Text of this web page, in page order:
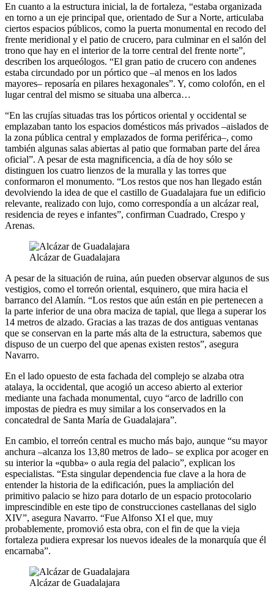
En cuanto a la estructura inicial, la de fortaleza, “estaba organizada
en torno a un eje principal que, orientado de Sur a Norte, articulaba
ciertos espacios públicos, como la puerta monumental en recodo del
frente meridional y el patio de crucero, para culminar en el salón del
trono que hay en el interior de la torre central del frente norte”,
describen los arqueólogos. “El gran patio de crucero con andenes
estaba circundado por un pórtico que –al menos en los lados
mayores– reposaría en pilares hexagonales”. Y, como colofón, en el
lugar central del mismo se situaba una alberca…
“En las crujías situadas tras los pórticos oriental y occidental se
emplazaban tanto los espacios domésticos más privados –aislados de
la zona pública central y emplazados de forma periférica–, como
también algunas salas abiertas al patio que formaban parte del área
oficial”. A pesar de esta magnificencia, a día de hoy sólo se
distinguen los cuatro lienzos de la muralla y las torres que
conformaron el monumento. “Los restos que nos han llegado están
devolviendo la idea de que el castillo de Guadalajara fue un edificio
relevante, realizado con lujo, como correspondía a un alcázar real,
residencia de reyes e infantes”, confirman Cuadrado, Crespo y
Arenas.
Alcázar de Guadalajara
A pesar de la situación de ruina, aún pueden observar algunos de sus
vestigios, como el torreón oriental, esquinero, que mira hacia el
barranco del Alamín. “Los restos que aún están en pie pertenecen a
la parte inferior de una obra maciza de tapial, que llega a superar los
14 metros de alzado. Gracias a las trazas de dos antiguas ventanas
que se conservan en la parte más alta de la estructura, sabemos que
dispuso de un cuerpo del que apenas existen restos”, asegura
Navarro.
En el lado opuesto de esta fachada del complejo se alzaba otra
atalaya, la occidental, que acogió un acceso abierto al exterior
mediante una fachada monumental, cuyo “arco de ladrillo con
impostas de piedra es muy similar a los conservados en la
concatedral de Santa María de Guadalajara”.
En cambio, el torreón central es mucho más bajo, aunque “su mayor
anchura –alcanza los 13,80 metros de lado– se explica por acoger en
su interior la «qubba» o aula regia del palacio”, explican los
especialistas. “Esta singular dependencia fue clave a la hora de
entender la historia de la edificación, pues la ampliación del
primitivo palacio se hizo para dotarlo de un espacio protocolario
imprescindible en este tipo de construcciones castellanas del siglo
XIV”, asegura Navarro. “Fue Alfonso XI el que, muy
probablemente, promovió esta obra, con el fin de que la vieja
fortaleza pudiera expresar los nuevos ideales de la monarquía que él
encarnaba”.
Alcázar de Guadalajara